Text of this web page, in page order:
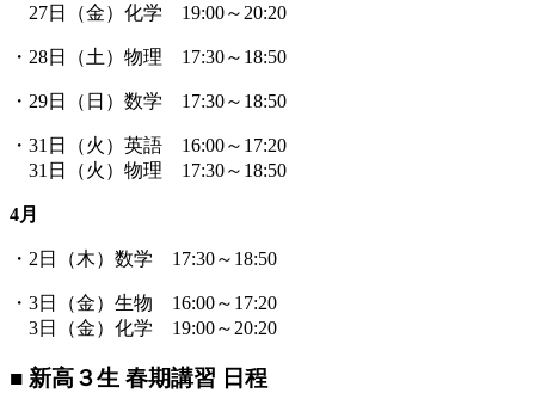
27日（金）化学 19:00～20:20
・28日（土）物理 17:30～18:50
・29日（日）数学 17:30～18:50
・31日（火）英語 16:00～17:20
31日（火）物理 17:30～18:50
4月
・2日（木）数学 17:30～18:50
・3日（金）生物 16:00～17:20
3日（金）化学 19:00～20:20
■ 新高３生 春期講習 日程